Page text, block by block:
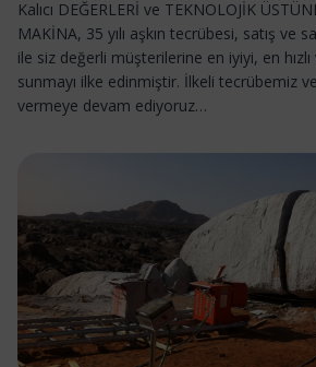
Kalıcı DEĞERLERİ ve TEKNOLOJİK
MAKİNA, 35 yılı aşkın tecrübesi, satış ve
ile siz değerli müşterilerine en iyiyi, en
sunmayı ilke edinmiştir. İlkeli tecrübemiz
vermeye devam ediyoruz…